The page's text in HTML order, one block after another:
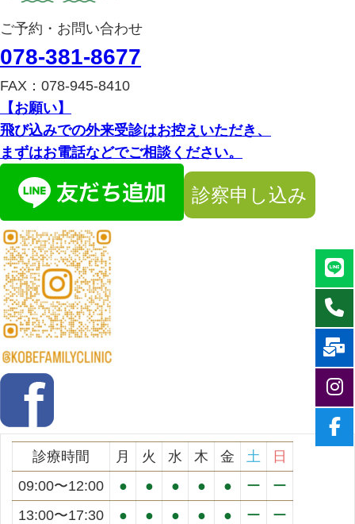
ご予約・お問い合わせ
078-381-8677
FAX：078-945-8410
【お願い】
飛び込みでの外来受診はお控えいただき、
まずはお電話などでご相談ください。
診察申し込み
診療時間 月 火 水 木 金 土
日
09:00〜12:00
● ● ● ● ● ー
ー
13:00〜17:30
● ● ● ● ● ー ー